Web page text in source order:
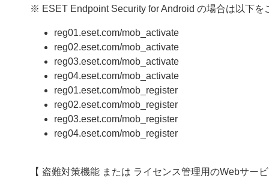
※ ESET Endpoint Security for Android の場合は以下を
reg01.eset.com/mob_activate
reg02.eset.com/mob_activate
reg03.eset.com/mob_activate
reg04.eset.com/mob_activate
reg01.eset.com/mob_register
reg02.eset.com/mob_register
reg03.eset.com/mob_register
reg04.eset.com/mob_register
【 盗難対策機能 または ライセンス管理用のWebサー